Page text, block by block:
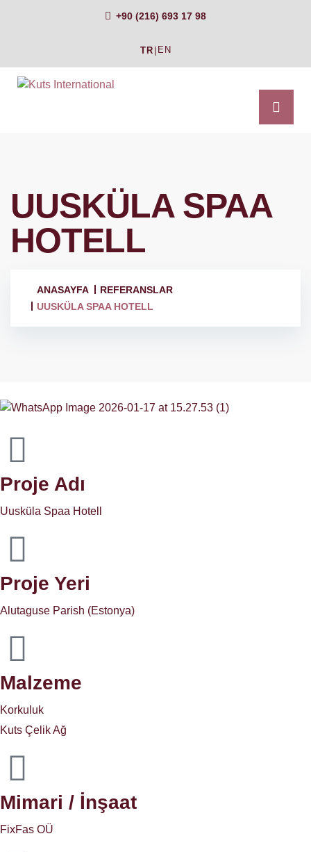
+90 (216) 693 17 98
TR | EN
UUSKÜLA SPAA
HOTELL
ANASAYFA
REFERANSLAR
UUSKÜLA SPAA HOTELL
Proje Adı
Uusküla Spaa Hotell
Proje Yeri
Alutaguse Parish (Estonya)
Malzeme
Korkuluk
Kuts Çelik Ağ
Mimari / İnşaat
FixFas OÜ